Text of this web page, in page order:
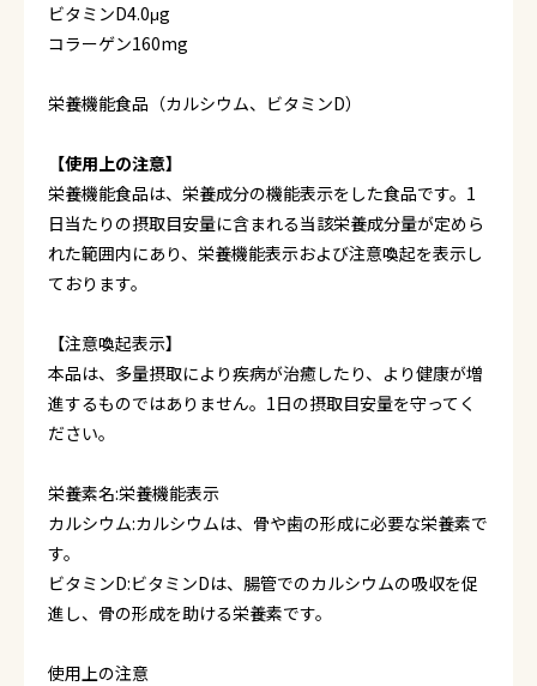
ビタミンD4.0μg
コラーゲン160mg
栄養機能食品（カルシウム、ビタミンD）
【使用上の注意】
栄養機能食品は、栄養成分の機能表示をした食品です。1
日当たりの摂取目安量に含まれる当該栄養成分量が定めら
れた範囲内にあり、栄養機能表示および注意喚起を表示し
ております。
【注意喚起表示】
本品は、多量摂取により疾病が治癒したり、より健康が増
進するものではありません。1日の摂取目安量を守ってく
ださい。
栄養素名:栄養機能表示
カルシウム:カルシウムは、骨や歯の形成に必要な栄養素で
す。
ビタミンD:ビタミンDは、腸管でのカルシウムの吸収を促
進し、骨の形成を助ける栄養素です。
使用上の注意